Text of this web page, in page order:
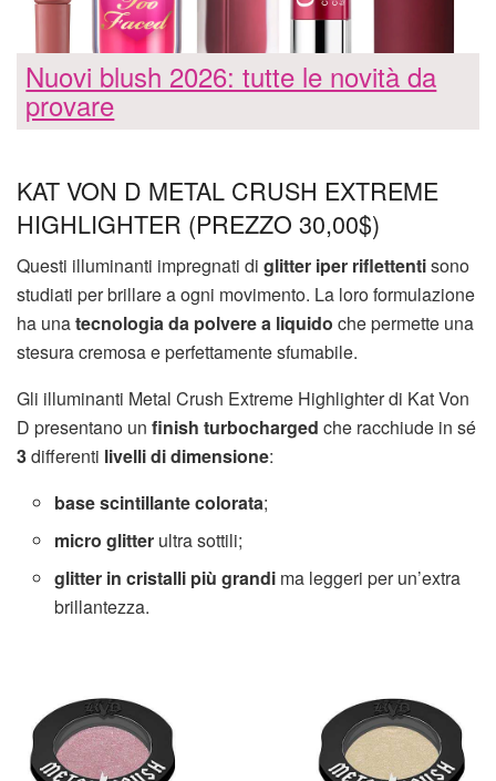
Nuovi blush 2026: tutte le novità da
provare
KAT VON D METAL CRUSH EXTREME
HIGHLIGHTER (PREZZO 30,00$)
Questi illuminanti impregnati di glitter iper riflettentisono
studiati per brillare a ogni movimento. La loro formulazione
ha unatecnologia da polvere a liquido che permette una
stesura cremosa e perfettamente sfumabile.
Gli illuminanti Metal Crush Extreme Highlighter di Kat Von
D presentano un finish turbocharged che racchiude in sé
3differenti livelli di dimensione:
base scintillante colorata;
micro glitter ultra sottili;
glitter in cristalli più grandi ma leggeri per un’extra
brillantezza.